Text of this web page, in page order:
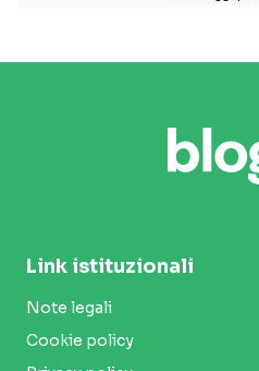
Link istituzionali
Note legali
Cookie policy